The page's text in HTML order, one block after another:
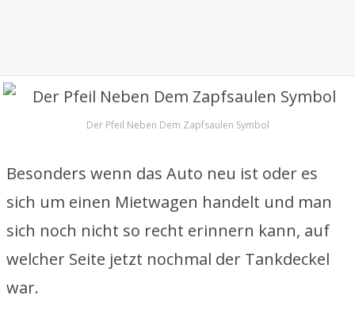
Der Pfeil Neben Dem Zapfsaulen Symbol
Besonders wenn das Auto neu ist oder es
sich um einen Mietwagen handelt und man
sich noch nicht so recht erinnern kann, auf
welcher Seite jetzt nochmal der Tankdeckel
war.